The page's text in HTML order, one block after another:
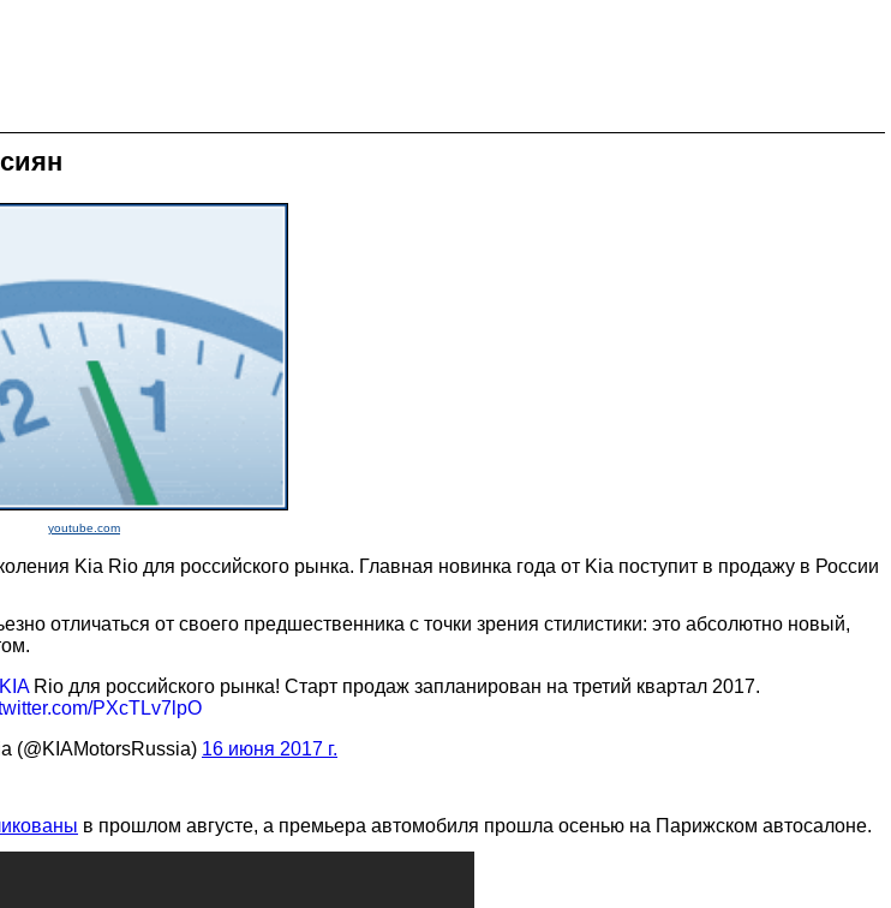
youtube.com
Kia Rio для российского рынка. Главная новинка года от Kia поступит в продажу в России
отличаться от своего предшественника с точки зрения стилистики: это абсолютно новый,
Rio для российского рынка! Старт продаж запланирован на третий квартал 2017.
PXcTLv7lpO
(@KIAMotorsRussia) 16 июня 2017 г.
в прошлом августе, а премьера автомобиля прошла осенью на Парижском автосалоне.